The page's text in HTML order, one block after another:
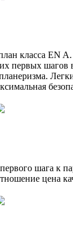
класса EN
первых шагов
шага к
цена